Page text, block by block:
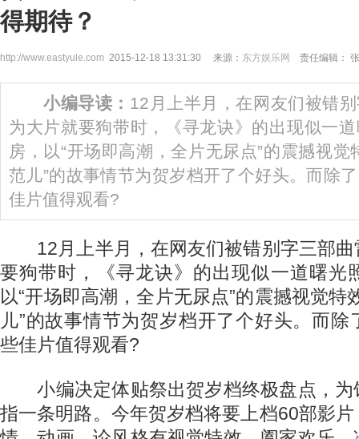
得期待？
http://www.eastyule.com 2015-12-18 13:31:30 来源： 东方娱乐网 责任编辑：
小编导读： 12月上半月，在网友们被错
为大片就要狗带时，《寻龙诀》的出现似一
房，以“开场即高潮，全片无尿点”的震撼视觉
范儿”的故事情节为贺岁档开了个好头。而除
佳片值得观看?
12月上半月，在网友们被错别字三部曲
要狗带时，《寻龙诀》的出现似一道曙光
以“开场即高潮，全片无尿点”的震撼视觉特
儿”的故事情节为贺岁档开了个好头。而
些佳片值得观看?
小编决定体贴祭出贺岁档终极盘点，为
指一条明路。今年贺岁档将要上档60部影